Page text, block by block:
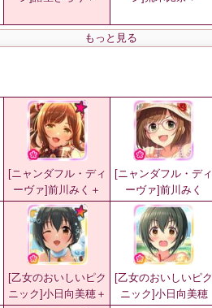
もっと見る
[ニャンダフル・ディ
ーヴァ]前川みく＋
[ニャンダフル・ディ
ーヴァ]前川みく
[乙女のおいしいピク
ニック]小日向美穂＋
[乙女のおいしいピク
ニック]小日向美穂